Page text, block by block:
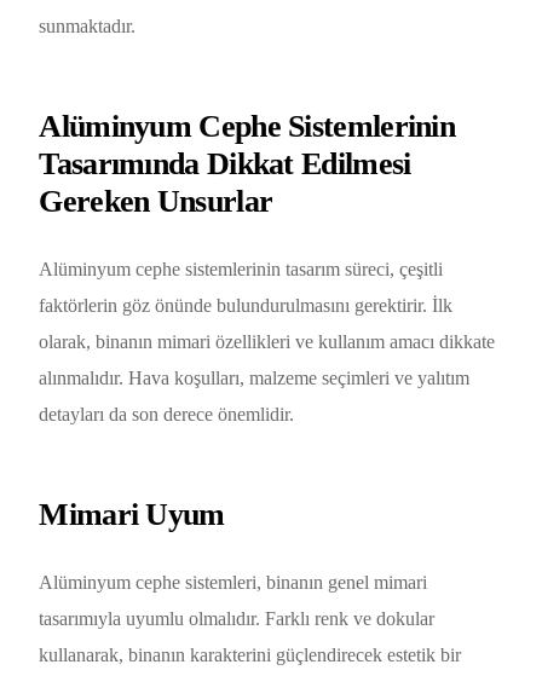
sunmaktadır.
Alüminyum Cephe Sistemlerinin
Tasarımında Dikkat Edilmesi
Gereken Unsurlar
Alüminyum cephe sistemlerinin tasarım süreci, çeşitli
faktörlerin göz önünde bulundurulmasını gerektirir. İlk
olarak, binanın mimari özellikleri ve kullanım amacı dikkate
alınmalıdır. Hava koşulları, malzeme seçimleri ve yalıtım
detayları da son derece önemlidir.
Mimari Uyum
Alüminyum cephe sistemleri, binanın genel mimari
tasarımıyla uyumlu olmalıdır. Farklı renk ve dokular
kullanarak, binanın karakterini güçlendirecek estetik bir